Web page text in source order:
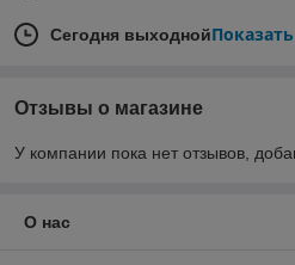
Сегодня выходной
Отзывы о магазине
У компании пока нет отзывов,
О нас